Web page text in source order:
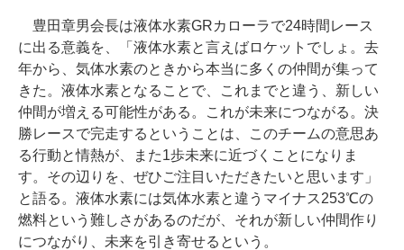
豊田章男会長は液体水素GRカローラで24時間レース
に出る意義を、「液体水素と言えばロケットでしょ。去
年から、気体水素のときから本当に多くの仲間が集って
きた。液体水素となることで、これまでと違う、新しい
仲間が増える可能性がある。これが未来につながる。決
勝レースで完走するということは、このチームの意思あ
る行動と情熱が、また1歩未来に近づくことになりま
す。その辺りを、ぜひご注目いただきたいと思います」
と語る。液体水素には気体水素と違うマイナス253℃の
燃料という難しさがあるのだが、それが新しい仲間作り
につながり、未来を引き寄せるという。